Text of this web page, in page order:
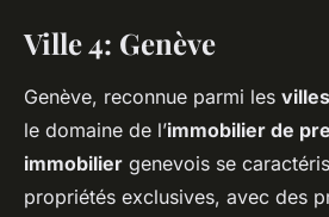
Ville 4: Genève
Genève, reconnue parmi les
le domaine de l’immobilier de
immobilier genevois se
propriétés exclusives, avec des